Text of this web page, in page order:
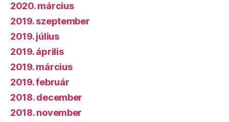
2020. március
2019. szeptember
2019. július
2019. április
2019. március
2019. február
2018. december
2018. november